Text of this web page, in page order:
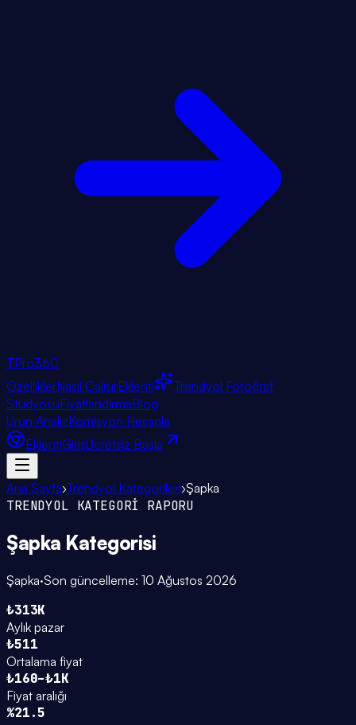
TPro360
ÖzelliklerNasıl ÇalışırEklenti
Trendyol Fotoğraf
StüdyosuFiyatlandırmaBlog
Ürün AnalizKomisyon Hesapla
EklentiGirişÜcretsiz Başla
Ana Sayfa›Trendyol Kategorileri›Şapka
TRENDYOL KATEGORİ RAPORU
Şapka Kategorisi
Şapka·Son güncelleme: 10 Ağustos 2026
₺313K
Aylık pazar
₺511
Ortalama fiyat
₺160–₺1K
Fiyat aralığı
%21.5